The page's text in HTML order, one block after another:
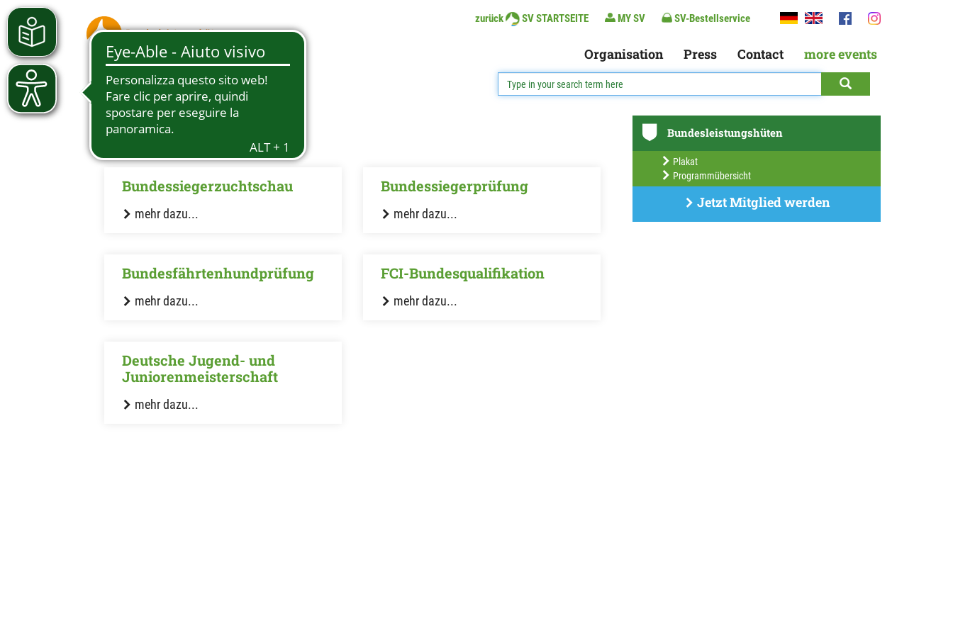
zurück SV STARTSEITE MY SV SV-Bestellservice
Organisation Press Contact more events
weitere Events
Bundessiegerzuchtschau
mehr dazu...
Bundessiegerprüfung
mehr dazu...
Bundesfährtenhundprüfung
mehr dazu...
FCI-Bundesqualifikation
mehr dazu...
Deutsche Jugend- und
Juniorenmeisterschaft
mehr dazu...
Bundesleistungshüten
Plakat
Programmübersicht
Jetzt Mitglied werden